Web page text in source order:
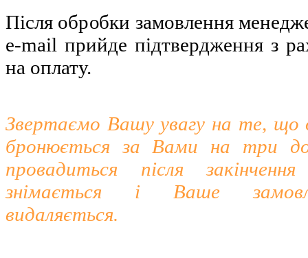
Після обробки замовлення
e-mail прийде підтвердження з
на оплату.
Звертаємо Вашу увагу на те, що
бронюється за Вами на три
провадиться після
знімається і Ваше
видаляється.